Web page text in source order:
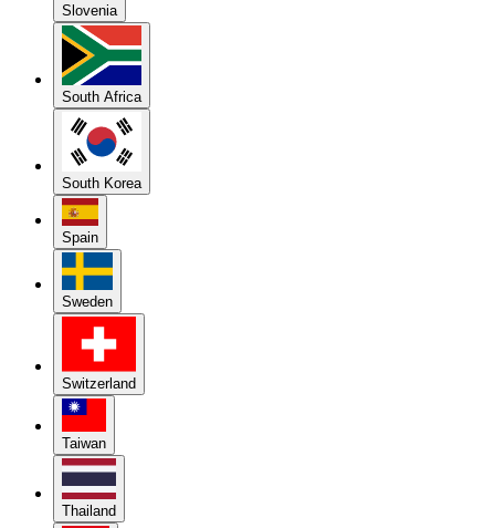
Slovenia
South Africa
South Korea
Spain
Sweden
Switzerland
Taiwan
Thailand